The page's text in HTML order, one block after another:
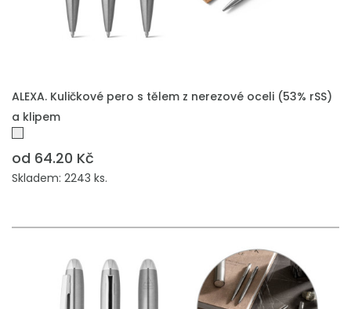
PŘIDAT DO POPTÁVKY
ALEXA. Kuličkové pero s tělem z nerezové oceli (53% rSS)
a klipem
od 64.20 Kč
Skladem: 2243 ks.